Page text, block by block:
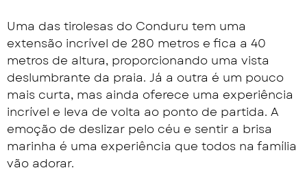
Uma das tirolesas do Conduru tem uma
extensão incrível de 280 metros e fica a 40
metros de altura, proporcionando uma vista
deslumbrante da praia. Já a outra é um pouco
mais curta, mas ainda oferece uma experiência
incrível e leva de volta ao ponto de partida. A
emoção de deslizar pelo céu e sentir a brisa
marinha é uma experiência que todos na família
vão adorar.